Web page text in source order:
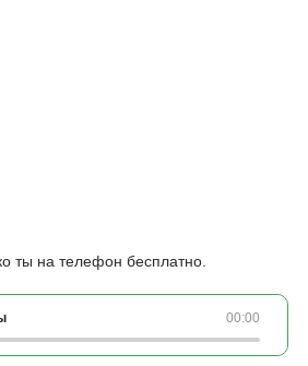
ты на телефон бесплатно.
00:00